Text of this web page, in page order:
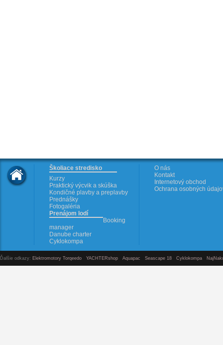
Školiace stredisko
Kurzy
Praktický výcvik a skúška
Kondičné plavby a preplavby
Prednášky
Fotogaléria
Prenájom lodí
Booking
manager
Danube charter
Cyklokompa
O nás
Kontakt
Internetový obchod
Ochrana osobných
Ďalšie odkazy: Elektromotory Torqeedo YACHTERshop Aquapac Seascape 18 Cyklokompa